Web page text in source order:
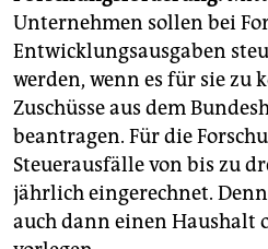
Unternehmen sollen bei
Entwicklungsausgaben
werden, wenn es für sie zu
Zuschüsse aus dem
beantragen. Für die
Steuerausfälle von bis zu
jährlich eingerechnet.
auch dann einen Haushalt